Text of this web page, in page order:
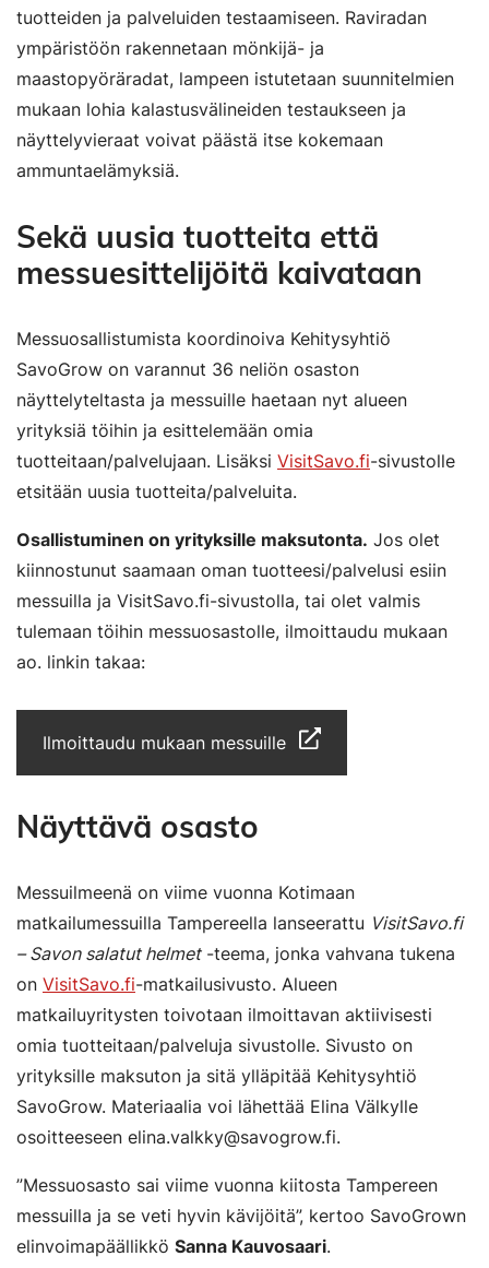
tuotteiden ja palveluiden testaamiseen. Raviradan
ympäristöön rakennetaan mönkijä- ja
maastopyöräradat, lampeen istutetaan suunnitelmien
mukaan lohia kalastusvälineiden testaukseen ja
näyttelyvieraat voivat päästä itse kokemaan
ammuntaelämyksiä.
Sekä uusia tuotteita että
messuesittelijöitä kaivataan
Messuosallistumista koordinoiva Kehitysyhtiö
SavoGrow on varannut 36 neliön osaston
näyttelyteltasta ja messuille haetaan nyt alueen
yrityksiä töihin ja esittelemään omia
tuotteitaan/palvelujaan. Lisäksi VisitSavo.fi-sivustolle
etsitään uusia tuotteita/palveluita.
Osallistuminen on yrityksille maksutonta. Jos olet
kiinnostunut saamaan oman tuotteesi/palvelusi esiin
messuilla ja VisitSavo.fi-sivustolla, tai olet valmis
tulemaan töihin messuosastolle, ilmoittaudu mukaan
ao. linkin takaa:
Ilmoittaudu mukaan messuille
Näyttävä osasto
Messuilmeenä on viime vuonna Kotimaan
matkailumessuilla Tampereella lanseerattu VisitSavo.fi
– Savon salatut helmet-teema, jonka vahvana tukena
on VisitSavo.fi-matkailusivusto. Alueen
matkailuyritysten toivotaan ilmoittavan aktiivisesti
omia tuotteitaan/palveluja sivustolle. Sivusto on
yrityksille maksuton ja sitä ylläpitää Kehitysyhtiö
SavoGrow. Materiaalia voi lähettää Elina Välkylle
osoitteeseen elina.valkky@savogrow.fi.
”Messuosasto sai viime vuonna kiitosta Tampereen
messuilla ja se veti hyvin kävijöitä”, kertoo SavoGrown
elinvoimapäällikkö Sanna Kauvosaari.